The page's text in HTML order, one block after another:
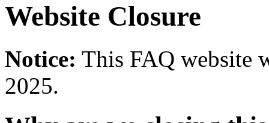
Website Closure
Notice: This FAQ website
2025.